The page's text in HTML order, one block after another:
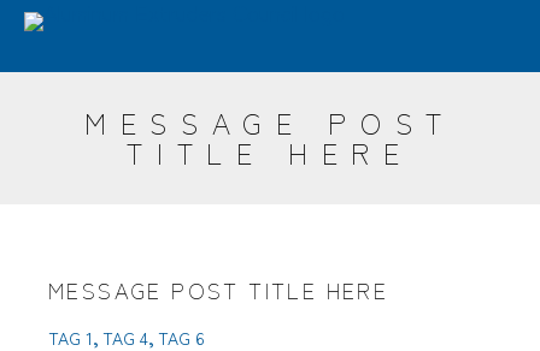
Skip
main
Advantages
Design
Resources ET Seminar
AEC
MESSAGE POST
TITLE HERE
MESSAGE POST TITLE HERE
TAG 1 TAG 4 TAG 6